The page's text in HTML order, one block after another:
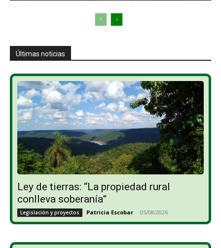
Últimas noticias
Ley de tierras: “La propiedad rural
conlleva soberanía”
Legislación y proyectos Patricia Escobar - 05/08/2026